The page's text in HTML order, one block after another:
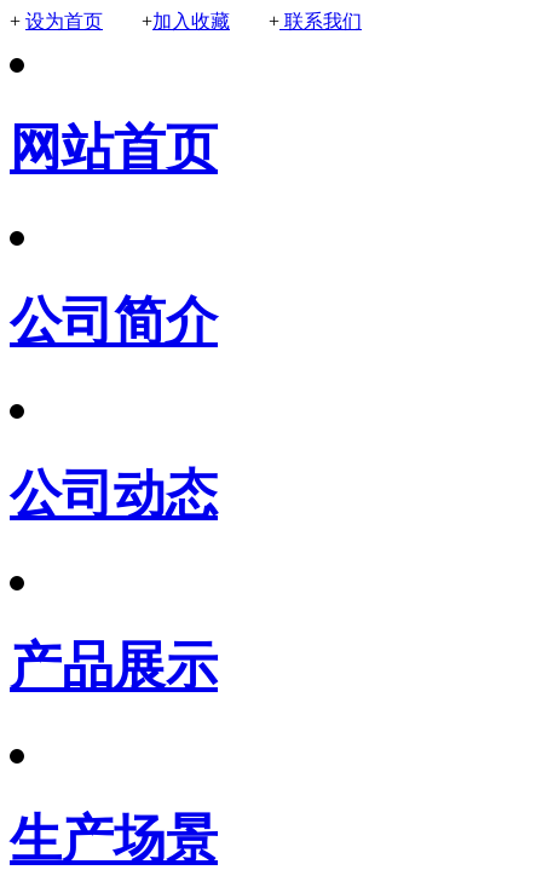
+ 设为首页 +加入收藏 + 联系我们
网站首页
公司简介
公司动态
产品展示
生产场景